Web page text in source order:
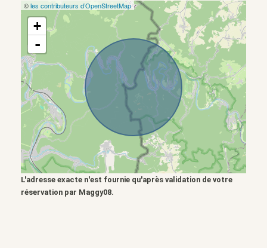
©les contributeurs d’OpenStreetMap
+
-
L'adresse exacte n'est fournie qu'après validation de votre
réservation par Maggy08.